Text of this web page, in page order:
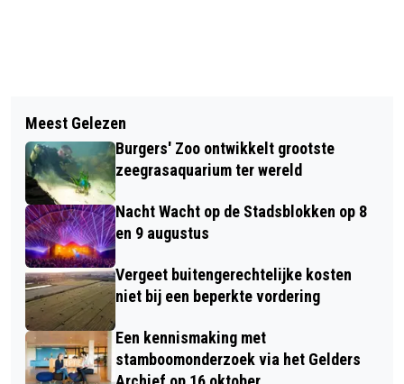
WETHOUDER HOFMAN MARKEERT
DEFINITIEVE (TIJDELIJKE)
AFSLUITING VAN DE POSBANK VOOR
GEMOTORISEERD VERKEER
GA JE OP VAKANTIE? LET OP WIE ER
IN JE KOFFER MEE TERUGKOMT!
Meest Gelezen
Burgers' Zoo ontwikkelt grootste
zeegrasaquarium ter wereld
Nacht Wacht op de Stadsblokken op 8
en 9 augustus
Vergeet buitengerechtelijke kosten
niet bij een beperkte vordering
Een kennismaking met
stamboomonderzoek via het Gelders